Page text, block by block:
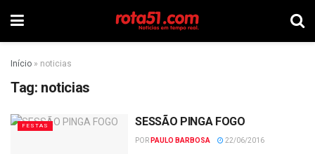
Início » noticias
Tag: noticias
FESTAS SESSÃO PINGA FOGO
POR PAULO BARBOSA 22/06/2016